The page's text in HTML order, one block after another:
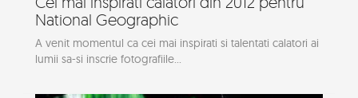
National Geographic
A venit momentul ca cei mai inspirati si talentati calatori ai
lumii sa-si inscrie fotografiile...